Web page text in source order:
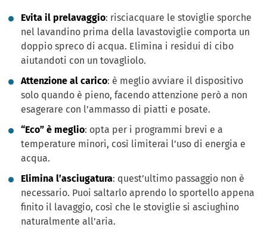
Evita il prelavaggio: risciacquare le stoviglie sporche
nel lavandino prima della lavastoviglie comporta un
doppio spreco di acqua. Elimina i residui di cibo
aiutandoti con un tovagliolo.
Attenzione al carico: è meglio avviare il dispositivo
solo quando è pieno, facendo attenzione però a non
esagerare con l’ammasso di piatti e posate.
“Eco” è meglio: opta per i programmi brevi e a
temperature minori, così limiterai l’uso di energia e
acqua.
Elimina l’asciugatura: quest’ultimo passaggio non è
necessario. Puoi saltarlo aprendo lo sportello appena
finito il lavaggio, così che le stoviglie si asciughino
naturalmente all’aria.